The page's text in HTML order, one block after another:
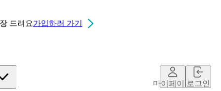
드려요가입하러 가기
마이페이지로그인